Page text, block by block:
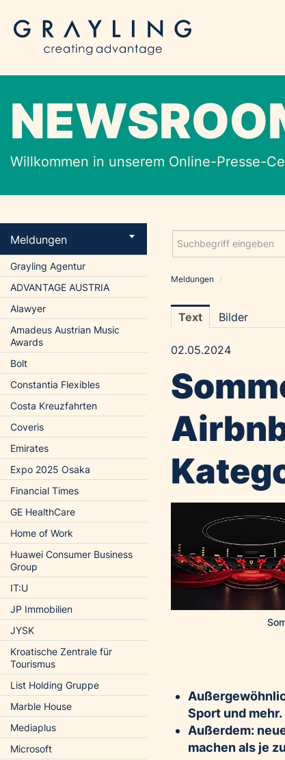
Willkommen in unserem Online-Presse-
Meldungen
Grayling Agentur
ADVANTAGE AUSTRIA
Alawyer
Amadeus Austrian Music
Awards
Bolt
Constantia Flexibles
Costa Kreuzfahrten
Coveris
Emirates
Expo 2025 Osaka
Financial Times
GE HealthCare
Home of Work
Huawei Consumer Business
Group
IT:U
JP Immobilien
JYSK
Kroatische Zentrale für
Tourismus
List Holding Gruppe
Marble House
Mediaplus
Microsoft
Meldungen /
Text Bilder
02.05.2024
Sport und mehr.
Außerdem:
machen als je